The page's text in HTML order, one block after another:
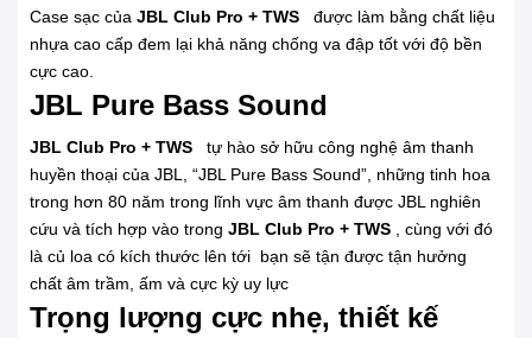
Case sạc của JBL Club Pro + TWS được làm bằng chất liệu
nhựa cao cấp đem lại khả năng chống va đập tốt với độ bền
cực cao.
JBL Pure Bass Sound
JBL Club Pro + TWS tự hào sở hữu công nghệ âm thanh
huyền thoại của JBL, “JBL Pure Bass Sound”, những tinh hoa
trong hơn 80 năm trong lĩnh vực âm thanh được JBL nghiên
cứu và tích hợp vào trong JBL Club Pro + TWS , cùng với đó
là củ loa có kích thước lên tới bạn sẽ tận được tận hưởng
chất âm trầm, ấm và cực kỳ uy lực
Trọng lượng cực nhẹ, thiết kế